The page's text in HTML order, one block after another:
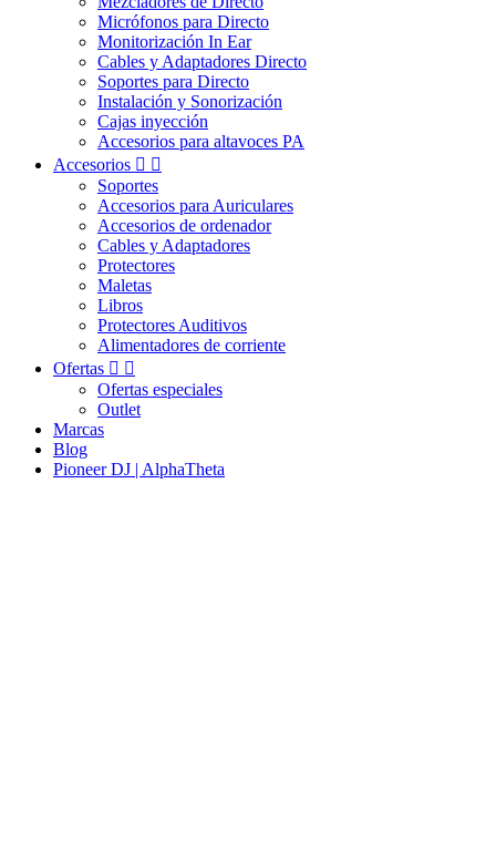
Micrófonos para Directo
Monitorización In Ear
Cables y Adaptadores Directo
Soportes para Directo
Instalación y Sonorización
Cajas inyección
Accesorios para altavoces PA
Accesorios  
Soportes
Accesorios para Auriculares
Accesorios de ordenador
Cables y Adaptadores
Protectores
Maletas
Libros
Protectores Auditivos
Alimentadores de corriente
Ofertas  
Ofertas especiales
Outlet
Marcas
Blog
Pioneer DJ | AlphaTheta